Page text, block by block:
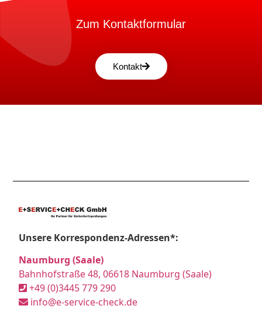
Zum Kontaktformular
Kontakt
Unsere Korrespondenz-Adressen*:
Naumburg (Saale)
Bahnhofstraße 48, 06618 Naumburg (Saale)
+49 (0)3445 779 290
info@e-service-check.de